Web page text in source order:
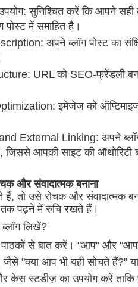
सुनिश्चित करें कि आपने
में समाहित है।
अपने ब्लॉग पोस्ट का
URL को SEO-फ्रेंडली
इमेजेज को
External Linking: अपने
जिससे आपकी साइट की ऑथोरिटी
और संवादात्मक बनाना
तो उसे रोचक और संवादात्मक
पढ़ने में रुचि रखते हैं।
लिखें?
से बात करें। "आप" और
"क्या आप भी यही सोचते हैं?"
केस स्टडीज़ का उपयोग करें ताकि